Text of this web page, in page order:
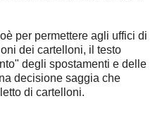
per permettere agli uffici di
dei cartelloni, il testo
degli spostamenti e delle
decisione saggia che
di cartelloni.